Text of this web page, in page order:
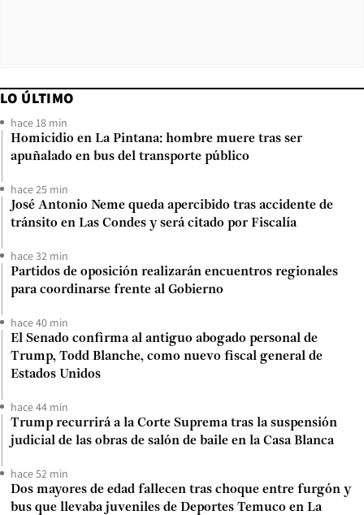
LO ÚLTIMO
hace 18 min
Homicidio en La Pintana: hombre muere tras ser
apuñalado en bus del transporte público
hace 25 min
José Antonio Neme queda apercibido tras accidente de
tránsito en Las Condes y será citado por Fiscalía
hace 32 min
Partidos de oposición realizarán encuentros regionales
para coordinarse frente al Gobierno
hace 40 min
El Senado confirma al antiguo abogado personal de
Trump, Todd Blanche, como nuevo fiscal general de
Estados Unidos
hace 44 min
Trump recurrirá a la Corte Suprema tras la suspensión
judicial de las obras de salón de baile en la Casa Blanca
hace 52 min
Dos mayores de edad fallecen tras choque entre furgón y
bus que llevaba juveniles de Deportes Temuco en La